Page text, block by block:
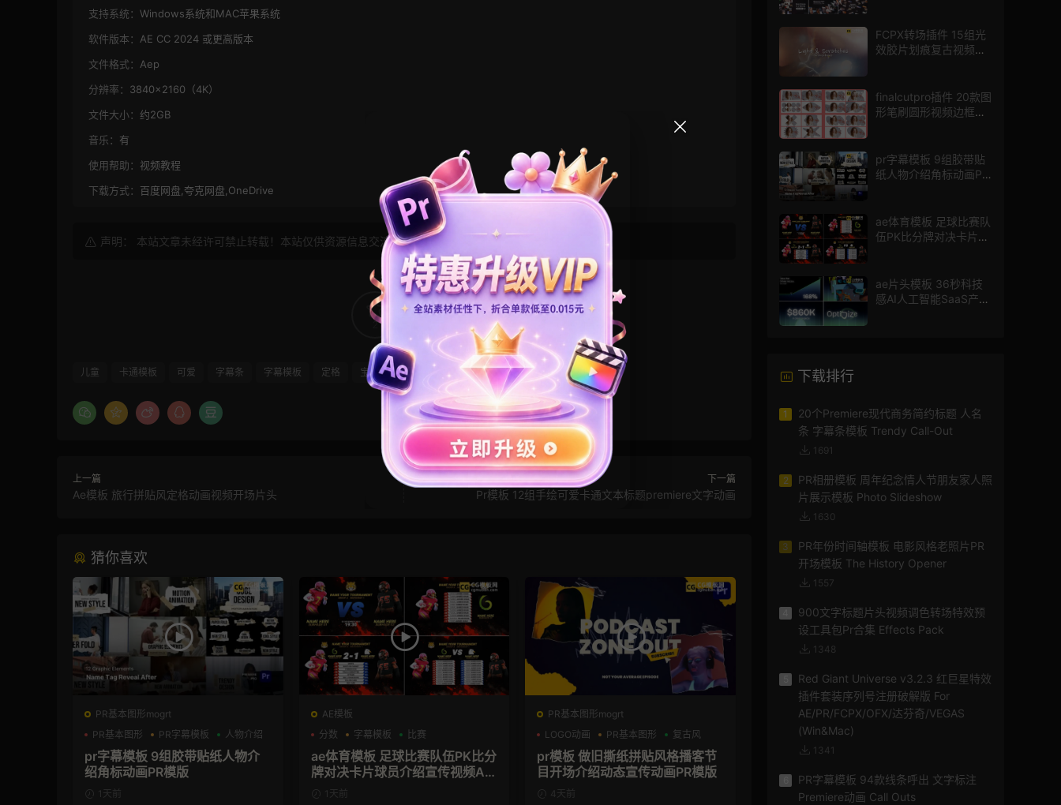
支持系统： Windows系统和MAC苹果系统
软件版本： AE CC 2024 或更高版本
文件格式： Aep
分辨率： 3840×2160（4K）
文件大小： 约2GB
音乐： 有
使用帮助： 视频教程
下载方式： 百度网盘,夸克网盘,OneDrive
声明： 本站文章未经许可禁止转载！本站仅供资源信息交流学习， 版权说明 点此了解
2
儿童 卡通模板 可爱 字幕条 字幕模板 定格 宝宝模板 撕纸
上一篇
Ae模板 旅行拼贴风定格动画视频开场片头
下一篇
Pr模板 12组手绘可爱卡通文本标题premiere文字动画
猜你喜欢
PR基本图形mogrt
PR基本图形
PR字幕模板 人物介绍
pr字幕模板 9组胶带贴纸人物介
绍角标动画PR模版
1天前
AE模板
分数
字幕模板 比赛
ae体育模板 足球比赛队伍PK比分
牌对决卡片球员介绍宣传视频AE
模板1天前
PR基本图形mogrt
LOGO动画
PR基本图形 复古风
pr模板 做旧撕纸拼贴风格播客节
目开场介绍动态宣传动画PR模版
4天前
FCPX转场插件 15组光
效胶片划痕复古视频过
finalcutpro插件 20款图
形笔刷圆形视频边框遮
pr字幕模板 9组胶带贴
纸人物介绍角标动画PR
ae体育模板 足球比赛队
伍PK比分牌对决卡片球
ae片头模板 36秒科技
感AI人工智能SaaS产品
下载排行
1
20个Premiere现代商务简约标题 人名
条 字幕条模板 Trendy Call-Out
1691
2
PR相册模板 周年纪念情人节朋友家人照
片展示模板 Photo Slideshow
1630
3
PR年份时间轴模板 电影风格老照片PR
开场模板 The History Opener
1557
900文字标题片头视频调色转场特效预
设工具包Pr合集 Effects Pack
1348
Red Giant Universe v3.2.3 红巨星特效
插件套装序列号注册破解版 For
AE/PR/FCPX/OFX/达芬奇/VEGAS
(Win&Mac)
1341
PR字幕模板 94款线条呼出 文字标注
Premiere动画 Call Outs